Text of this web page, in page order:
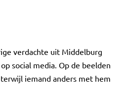
verdachte uit Middelburg
social media. Op de beelden
iemand anders met hem